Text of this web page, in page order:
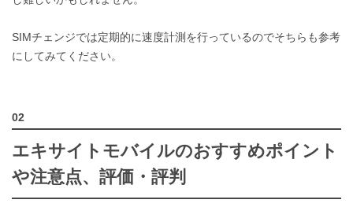
SIMチェンジでは定期的に速度計測を行っているのでそちらも参考
にしてみてください。
エキサイトモバイルのおすすめポイント
や注意点、評価・評判